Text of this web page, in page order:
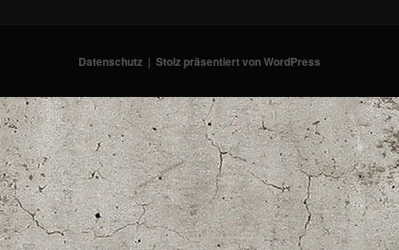
Datenschutz Stolz präsentiert von WordPress